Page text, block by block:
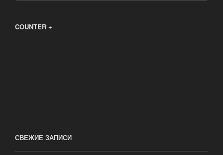
COUNTER +
СВЕЖИЕ ЗАПИСИ